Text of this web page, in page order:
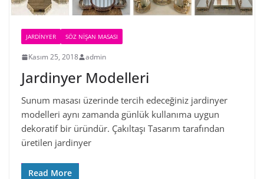
JARDINYER SÖZ NIŞAN MASASI
Kasım 25, 2018 admin
Jardinyer Modelleri
Sunum masası üzerinde tercih edeceğiniz jardinyer
modelleri aynı zamanda günlük kullanıma uygun
dekoratif bir üründür. Çakıltaşı Tasarım tarafından
üretilen jardinyer
Read More